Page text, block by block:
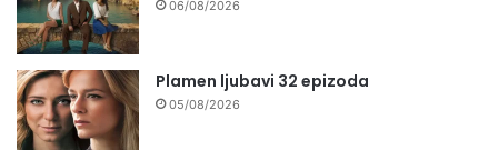
06/08/2026
Plamen ljubavi 32 epizoda
05/08/2026